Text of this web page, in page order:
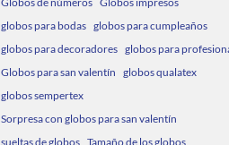
globos para bodas globos para cumpleaños
globos para decoradores globos para
Globos para san valentín globos qualatex
globos sempertex
Sorpresa con globos para san valentín
sueltas de globos Tamaño de los globos